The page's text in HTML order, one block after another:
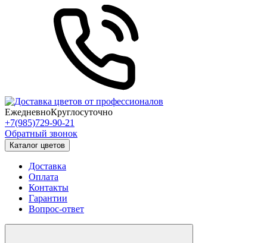
ЕжедневноКруглосуточно
+7(985)729-90-21
Обратный звонок
Каталог цветов
Доставка
Оплата
Контакты
Гарантии
Вопрос-ответ